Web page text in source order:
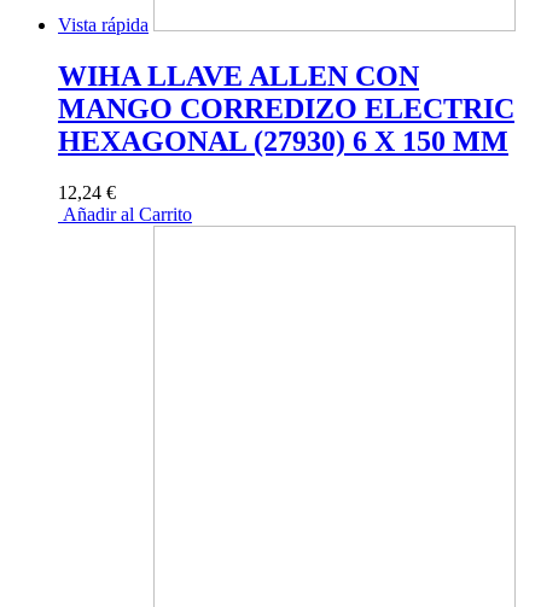
Vista rápida
WIHA LLAVE ALLEN CON
MANGO CORREDIZO ELECTRIC
HEXAGONAL (27930) 6 X 150 MM
12,24 €
Añadir al Carrito